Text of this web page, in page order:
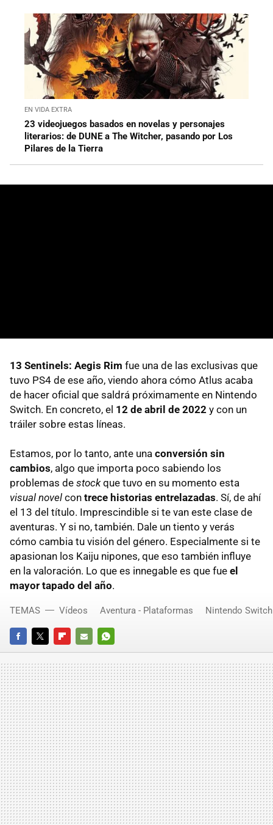
EN VIDA EXTRA
23 videojuegos basados en novelas y personajes
literarios: de DUNE a The Witcher, pasando por Los
Pilares de la Tierra
13 Sentinels: Aegis Rim fue una de las exclusivas que
tuvo PS4 de ese año, viendo ahora cómo Atlus acaba
de hacer oficial que saldrá próximamente en Nintendo
Switch. En concreto, el 12 de abril de 2022 y con un
tráiler sobre estas líneas.
Estamos, por lo tanto, ante una conversión sin
cambios, algo que importa poco sabiendo los
problemas de stockque tuvo en su momento esta
visual novel con trece historias entrelazadas. Sí, de ahí
el 13 del título. Imprescindible si te van este clase de
aventuras. Y si no, también. Dale un tiento y verás
cómo cambia tu visión del género. Especialmente si te
apasionan los Kaiju nipones, que eso también influye
en la valoración. Lo que es innegable es que fue el
mayor tapado del año.
FACEBOOKTWITTERFLIPBOARD
E-
MAIL
WHATSAPP
TEMAS Vídeos Aventura - Plataformas Nintendo Switch